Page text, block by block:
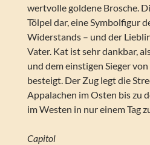
wertvolle goldene Brosche.
Tölpel dar, eine Symbolfigur
Widerstands – und der
Vater. Kat ist sehr dankbar,
und dem einstigen Sieger
besteigt. Der Zug legt die
Appalachen im Osten bis zu
im Westen in nur einem Tag
Capitol